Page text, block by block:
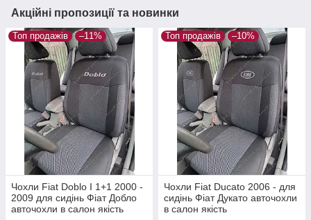
Акційні пропозиції та новинки
Топ продажів –11%
Чохли Fiat Doblo I 1+1 2000 -
2009 для сидінь Фіат Добло
авточохли в салон якість
Топ продажів –10%
Чохли Fiat Ducato 2006 - для
сидінь Фіат Дукато авточохли
в салон якість